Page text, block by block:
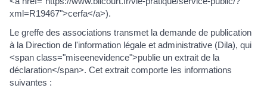
xml=R19467">cerfa</a>).
Le greffe des associations transmet la demande de publication
à la Direction de l'information légale et administrative (Dila), qui
<span class="miseenevidence">publie un extrait de la
déclaration</span>. Cet extrait comporte les informations
suivantes :